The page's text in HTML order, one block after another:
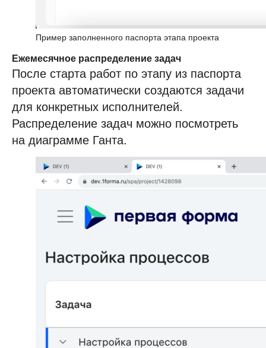
Пример заполненного паспорта этапа проекта
Ежемесячное распределение задач
После старта работ по этапу из паспорта
проекта автоматически создаются задачи
для конкретных исполнителей.
Распределение задач можно посмотреть
на диаграмме Ганта.